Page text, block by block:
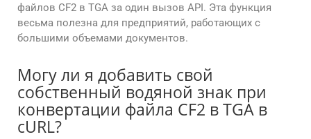
файлов CF2 в TGA за один вызов API. Эта функция
весьма полезна для предприятий, работающих с
большими объемами документов.
Могу ли я добавить свой
собственный водяной знак при
конвертации файла CF2 в TGA в
cURL?